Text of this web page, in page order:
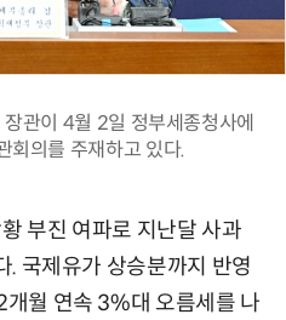
관이 4월 2일 정부세종청사에
회의를 주재하고 있다.
부진 여파로 지난달 사과
국제유가 상승분까지 반영
월 연속 3%대 오름세를 나